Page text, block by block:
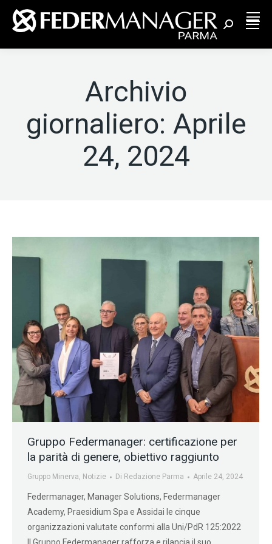
Cerca:
Archivio
giornaliero: Aprile
24, 2024
Gruppo Federmanager: certificazione per
la parità di genere, obiettivo raggiunto
Gruppo Minerva, Notizie Di Redazione Parma Aprile 24, 2024
Federmanager, Manager Solutions, Federmanager
Academy, Praesidium Spa e Assidai le cinque
organizzazioni valutate conformi alla Uni/PdR 125:2022